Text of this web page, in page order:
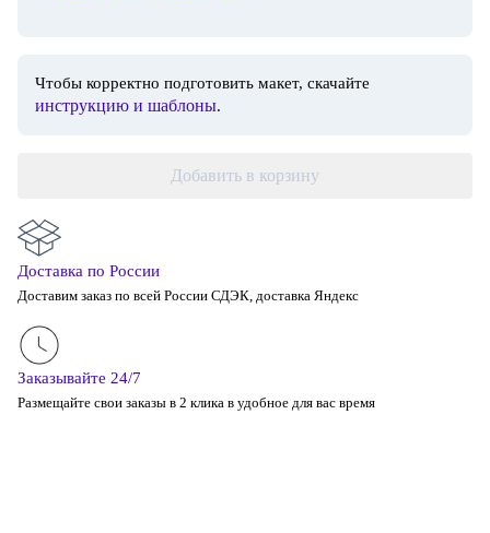
Чтобы корректно подготовить макет, скачайте
инструкцию и шаблоны.
Добавить в корзину
Доставка по России
Доставим заказ по всей России СДЭК, доставка Яндекс
Заказывайте 24/7
Размещайте свои заказы в 2 клика в удобное для вас время